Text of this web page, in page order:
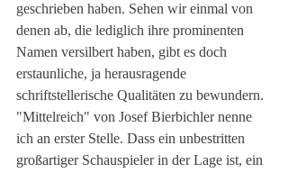
geschrieben haben. Sehen wir einmal von
denen ab, die lediglich ihre prominenten
Namen versilbert haben, gibt es doch
erstaunliche, ja herausragende
schriftstellerische Qualitäten zu bewundern.
"Mittelreich" von Josef Bierbichler nenne
ich an erster Stelle. Dass ein unbestritten
großartiger Schauspieler in der Lage ist, ein